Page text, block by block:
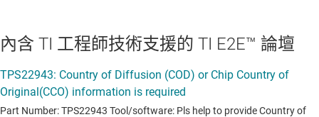
內含 TI 工程師技術支援的 TI E2E™ 論壇